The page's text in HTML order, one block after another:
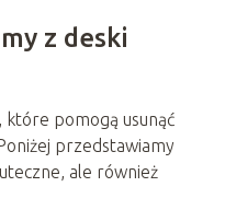
z deski
pomogą usunąć
przedstawiamy
ale również